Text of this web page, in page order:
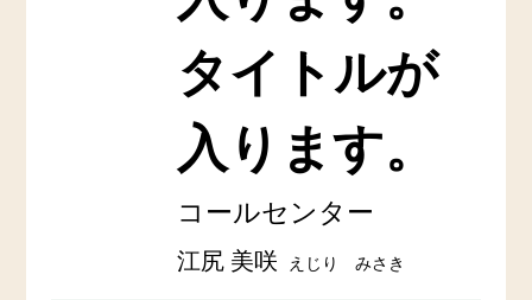
タイトルが
入ります。
コールセンター
江尻 美咲 えじり みさき